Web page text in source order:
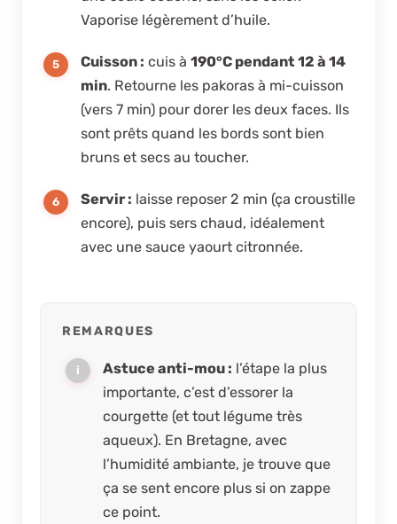
Vaporise légèrement d’huile.
Cuisson : cuis à 190°C pendant 12 à 14
min. Retourne les pakoras à mi-cuisson
(vers 7 min) pour dorer les deux faces. Ils
sont prêts quand les bords sont bien
bruns et secs au toucher.
Servir : laisse reposer 2 min (ça croustille
encore), puis sers chaud, idéalement
avec une sauce yaourt citronnée.
REMARQUES
Astuce anti-mou : l’étape la plus
importante, c’est d’essorer la
courgette (et tout légume très
aqueux). En Bretagne, avec
l’humidité ambiante, je trouve que
ça se sent encore plus si on zappe
ce point.